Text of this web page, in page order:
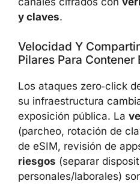
y claves.
Velocidad Y
Pilares Para Contener
Los ataques zero‑click
su infraestructura
exposición pública. La
(parcheo, rotación de
de eSIM, revisión de
riesgos (separar
personales/laborales)